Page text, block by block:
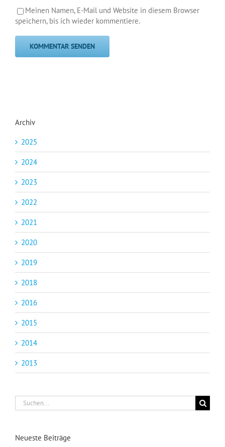
Meinen Namen, E-Mail und Website in diesem Browser
speichern, bis ich wieder kommentiere.
Archiv
2025
2024
2023
2022
2021
2020
2019
2018
2016
2015
2014
2013
Suche
nach:
Neueste Beiträge